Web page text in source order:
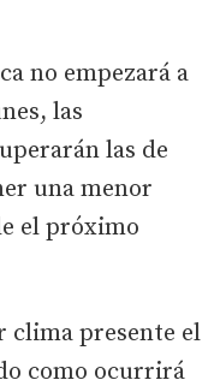
no empezará a
las
las de
una menor
el próximo
clima presente el
como ocurrirá